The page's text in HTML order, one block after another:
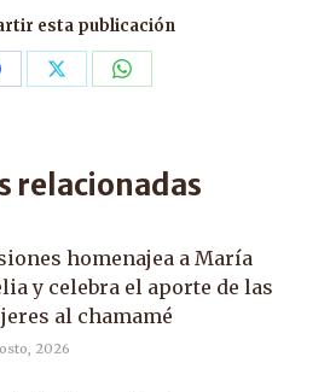
esta publicación
Share Share
relacionadas
homenajea a María
y celebra el aporte de las
al chamamé
2026